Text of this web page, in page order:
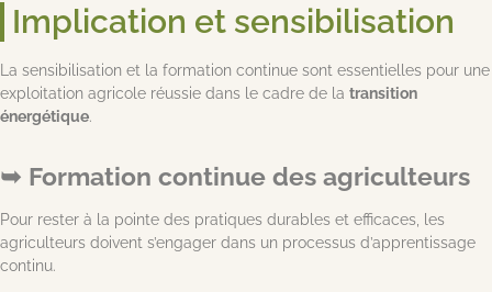
Implication et sensibilisation
La sensibilisation et la formation continue sont essentielles pour une
exploitation agricole réussie dans le cadre de la transition
énergétique.
Formation continue des agriculteurs
Pour rester à la pointe des pratiques durables et efficaces, les
agriculteurs doivent s’engager dans un processus d’apprentissage
continu.